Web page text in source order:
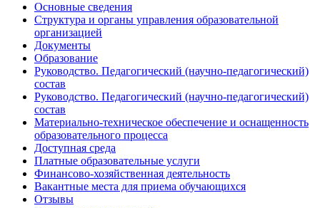
Основные сведения
Структура и органы управления образовательной
организацией
Документы
Образование
Руководство. Педагогический (научно-педагогический)
состав
Руководство. Педагогический (научно-педагогический)
состав
Материально-техническое обеспечение и оснащенность
образовательного процесса
Доступная среда
Платные образовательные услуги
Финансово-хозяйственная деятельность
Вакантные места для приема обучающихся
Отзывы